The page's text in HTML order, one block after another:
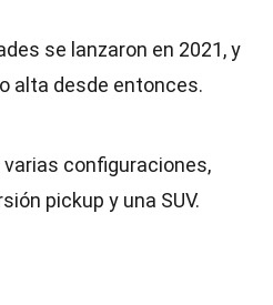
se lanzaron en 2021, y
alta desde entonces.
configuraciones,
pickup y una SUV.